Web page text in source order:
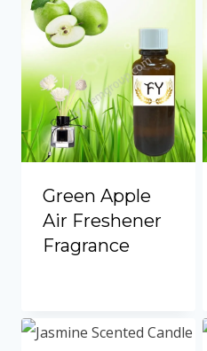
Green Apple
Air Freshener
Fragrance